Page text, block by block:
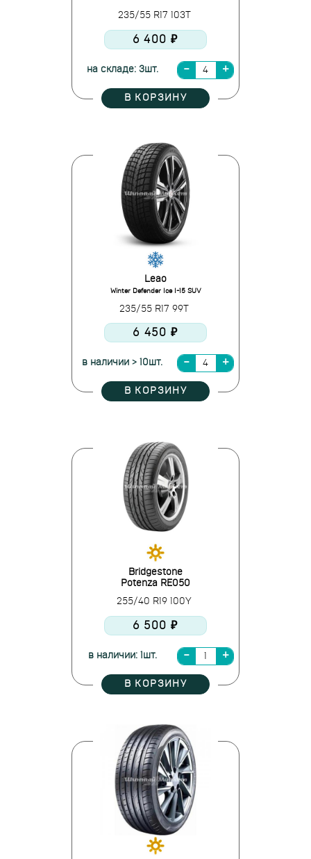
235/55 R17 103T
6 400 ₽
на складе: 3шт.
В КОРЗИНУ
Leao
Winter Defender Ice I-15 SUV
235/55 R17 99T
6 450 ₽
в наличии > 10шт.
В КОРЗИНУ
Bridgestone
Potenza RE050
255/40 R19 100Y
6 500 ₽
в наличии: 1шт.
В КОРЗИНУ